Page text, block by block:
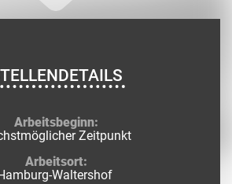
Arbeitsbeginn:
Zeitpunkt
Arbeitsort:
Waltershof